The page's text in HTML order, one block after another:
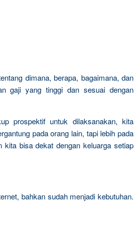
dimana, berapa, bagaimana, dan
gaji yang tinggi dan sesuai dengan
prospektif untuk dilaksanakan, kita
pada orang lain, tapi lebih pada
bisa dekat dengan keluarga setiap
bahkan sudah menjadi kebutuhan.